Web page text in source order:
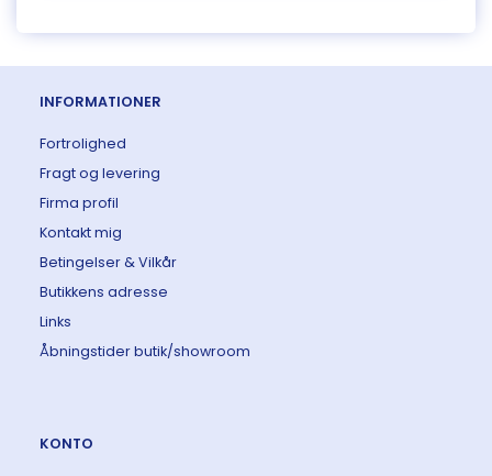
INFORMATIONER
Fortrolighed
Fragt og levering
Firma profil
Kontakt mig
Betingelser & Vilkår
Butikkens adresse
Links
Åbningstider butik/showroom
KONTO